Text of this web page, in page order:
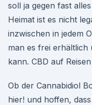
soll ja gegen fast
Heimat ist es nicht
inzwischen in jedem
man es frei erhältlich
kann. CBD auf
Ob der Cannabidiol
hier! und hoffen,